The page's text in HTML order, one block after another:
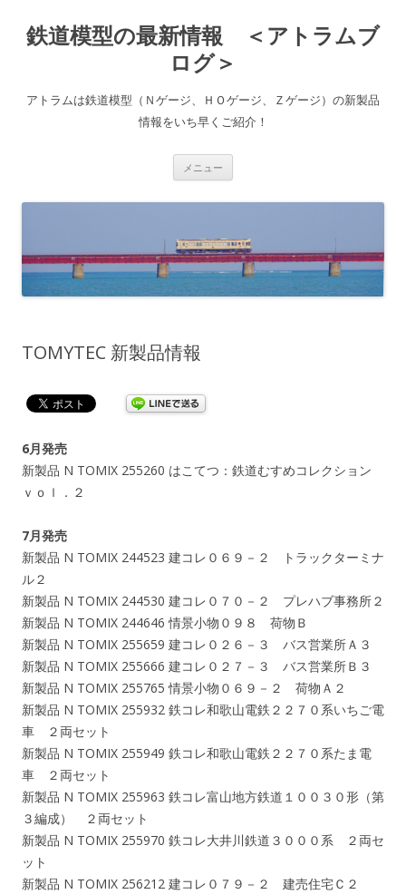
鉄道模型の最新情報 ＜アトラムブ
ログ＞
アトラムは鉄道模型（Ｎゲージ、ＨＯゲージ、Ｚゲージ）の新製品
情報をいち早くご紹介！
メニュー
ン
ス
キ
ッ
プ
TOMYTEC 新製品情報
6月発売
新製品 N TOMIX 255260 はこてつ：鉄道むすめコレクション
ｖｏｌ．２
7月発売
新製品 N TOMIX 244523 建コレ０６９－２ トラックターミナ
ル２
新製品 N TOMIX 244530 建コレ０７０－２ プレハブ事務所２
新製品 N TOMIX 244646 情景小物０９８ 荷物Ｂ
新製品 N TOMIX 255659 建コレ０２６－３ バス営業所Ａ３
新製品 N TOMIX 255666 建コレ０２７－３ バス営業所Ｂ３
新製品 N TOMIX 255765 情景小物０６９－２ 荷物Ａ２
新製品 N TOMIX 255932 鉄コレ和歌山電鉄２２７０系いちご電
車 ２両セット
新製品 N TOMIX 255949 鉄コレ和歌山電鉄２２７０系たま電
車 ２両セット
新製品 N TOMIX 255963 鉄コレ富山地方鉄道１００３０形（第
３編成） ２両セット
新製品 N TOMIX 255970 鉄コレ大井川鉄道３０００系 ２両セ
ット
新製品 N TOMIX 256212 建コレ０７９－２ 建売住宅Ｃ２